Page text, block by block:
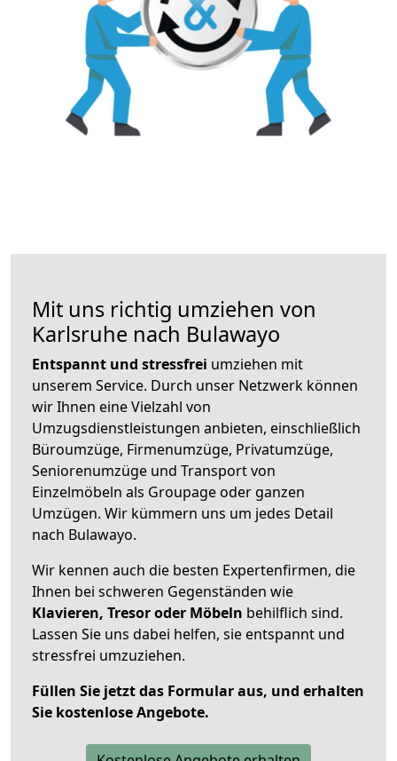
Mit uns richtig umziehen von
Karlsruhe nach Bulawayo
Entspannt und stressfrei umziehen mit
unserem Service. Durch unser Netzwerk können
wir Ihnen eine Vielzahl von
Umzugsdienstleistungen anbieten, einschließlich
Büroumzüge, Firmenumzüge, Privatumzüge,
Seniorenumzüge und Transport von
Einzelmöbeln als Groupage oder ganzen
Umzügen. Wir kümmern uns um jedes Detail
nach Bulawayo.
Wir kennen auch die besten Expertenfirmen, die
Ihnen bei schweren Gegenständen wie
Klavieren, Tresor oder Möbeln behilflich sind.
Lassen Sie uns dabei helfen, sie entspannt und
stressfrei umzuziehen.
Füllen Sie jetzt das Formular aus, und erhalten
Sie kostenlose Angebote.